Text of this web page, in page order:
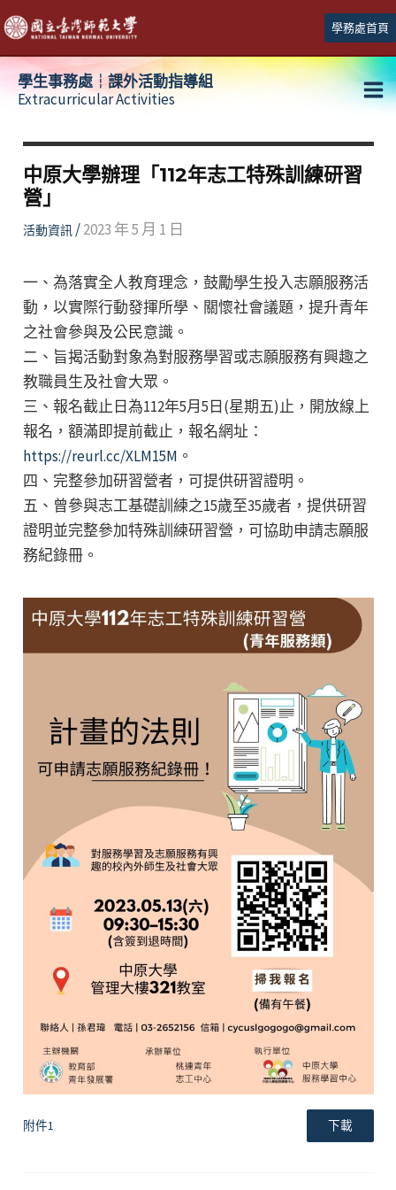
跳
至
主
學務處首頁
學生事務處┆課外活動指導組
Extracurricular Activities
中原大學辦理「112年志工特殊訓練研習
營」
活動資訊/2023 年 5 月 1 日
一、為落實全人教育理念，鼓勵學生投入志願服務活
動，以實際行動發揮所學、關懷社會議題，提升青年
之社會參與及公民意識。
二、旨揭活動對象為對服務學習或志願服務有興趣之
教職員生及社會大眾。
三、報名截止日為112年5月5日(星期五)止，開放線上
報名，額滿即提前截止，報名網址：
https://reurl.cc/XLM15M 。
四、完整參加研習營者，可提供研習證明。
五、曾參與志工基礎訓練之15歲至35歲者，提供研習
證明並完整參加特殊訓練研習營，可協助申請志願服
務紀錄冊。
附件1 下載